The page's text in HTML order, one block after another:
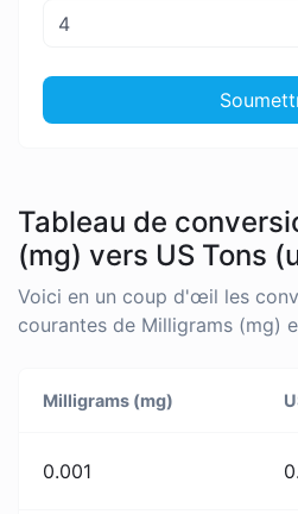
Tableau de
(mg) vers US Tons
Voici en un coup d'œil les
courantes de Milligrams (mg)
Milligrams (mg)
0.001